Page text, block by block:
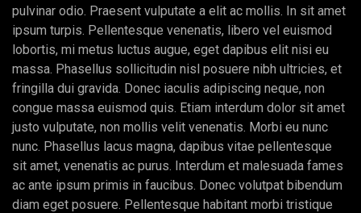
pulvinar odio. Praesent vulputate a elit ac mollis. In sit amet
ipsum turpis. Pellentesque venenatis, libero vel euismod
lobortis, mi metus luctus augue, eget dapibus elit nisi eu
massa. Phasellus sollicitudin nisl posuere nibh ultricies, et
fringilla dui gravida. Donec iaculis adipiscing neque, non
congue massa euismod quis. Etiam interdum dolor sit amet
justo vulputate, non mollis velit venenatis. Morbi eu nunc
nunc. Phasellus lacus magna, dapibus vitae pellentesque
sit amet, venenatis ac purus. Interdum et malesuada fames
ac ante ipsum primis in faucibus. Donec volutpat bibendum
diam eget posuere. Pellentesque habitant morbi tristique